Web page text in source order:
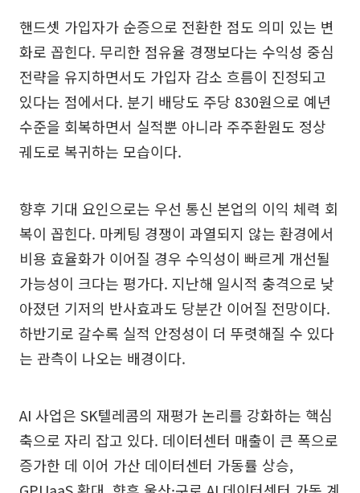
핸드셋 가입자가 순증으로 전환한 점도 의미 있는 변
화로 꼽힌다. 무리한 점유율 경쟁보다는 수익성 중심
전략을 유지하면서도 가입자 감소 흐름이 진정되고
있다는 점에서다. 분기 배당도 주당 830원으로 예년
수준을 회복하면서 실적뿐 아니라 주주환원도 정상
궤도로 복귀하는 모습이다.
향후 기대 요인으로는 우선 통신 본업의 이익 체력 회
복이 꼽힌다. 마케팅 경쟁이 과열되지 않는 환경에서
비용 효율화가 이어질 경우 수익성이 빠르게 개선될
가능성이 크다는 평가다. 지난해 일시적 충격으로 낮
아졌던 기저의 반사효과도 당분간 이어질 전망이다.
하반기로 갈수록 실적 안정성이 더 뚜렷해질 수 있다
는 관측이 나오는 배경이다.
AI 사업은 SK텔레콤의 재평가 논리를 강화하는 핵심
축으로 자리 잡고 있다. 데이터센터 매출이 큰 폭으로
증가한 데 이어 가산 데이터센터 가동률 상승,